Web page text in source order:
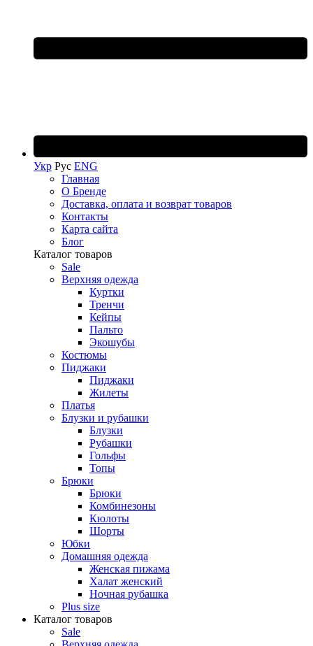
Укр Рус ENG
Главная
О Бренде
Доставка, оплата и возврат товаров
Контакты
Карта сайта
Блог
Каталог товаров
Sale
Верхняя одежда
Куртки
Тренчи
Кейпы
Пальто
Экошубы
Костюмы
Пиджаки
Пиджаки
Жилеты
Платья
Блузки и рубашки
Блузки
Рубашки
Гольфы
Топы
Брюки
Брюки
Комбинезоны
Кюлоты
Шорты
Юбки
Домашняя одежда
Женская пижама
Халат женский
Ночная рубашка
Plus size
Каталог товаров
Sale